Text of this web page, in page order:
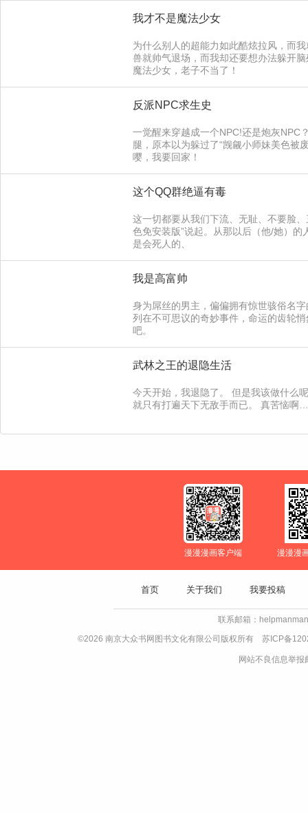
我才不是魔法少女
为什么别人的超能力如此酷炫拉风，而
兽就帅气退场，而我却还要想办法躲开
魔法少女，老子不当了！
反派NPC求生史
一觉醒来穿越成一个NPC!还是炮灰NPC
腿，原本以为躲过了“觊觎小师妹美色被
嘤，我要回家！
这个QQ群绝逼有毒
这一切都要从我们下流、无耻、不要脸
色免安装版”说起。从那以后（他/她）
是会死人的、
我是高富帅
身为屌丝的男主，偏偏拥有惊世骇俗名
列在不可思议的奇妙事件，命运的齿轮
吧。
武林之王的退隐生活
今天开始，我退隐了。 但是我该做什
就只有打遍天下无敌手而已。 真苦恼
漫漫漫画客户端 漫漫漫
首页 关于我们 我要投稿
联系邮箱：
©2026 南京大众书网图书文化有限公司版权所有 苏ICP备
网站不良信息举